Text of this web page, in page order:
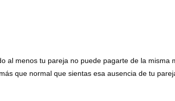
al menos tu pareja no puede pagarte de la
que normal que sientas esa ausencia de tu